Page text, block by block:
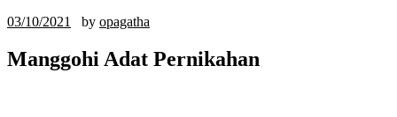
03/10/2021
by opagatha
Manggohi Adat Pernikahan